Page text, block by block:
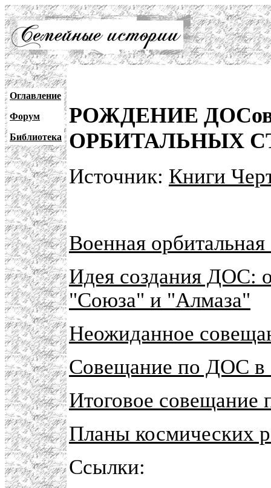
Оглавление
Форум
Библиотека
РОЖДЕНИЕ
ОРБИТАЛЬНЫХ
Источник: Книги
Военная
Идея создания ДОС:
"Союза" и "Алмаза"
Неожиданное
Совещание по ДОС
Итоговое
Планы космических
Ссылки: